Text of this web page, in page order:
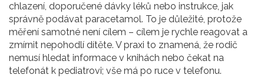
chlazení, doporučené dávky léků nebo instrukce, jak
správně podávat paracetamol. To je důležité, protože
měření samotné není cílem – cílem je rychle reagovat a
zmírnit nepohodlí dítěte. V praxi to znamená, že rodič
nemusí hledat informace v knihách nebo čekat na
telefonát k pediatrovi; vše má po ruce v telefonu.